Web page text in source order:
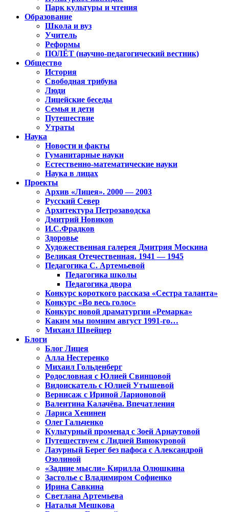
Парк культуры и чтения
Образование
Школа и вуз
Учитель
Реформы
ПОЛЁТ (научно-педагогический вестник)
Общество
История
Свободная трибуна
Люди
Лицейские беседы
Семья и дети
Путешествие
Утраты
Наука
Новости и факты
Гуманитарные науки
Естественно-математические науки
Наука в лицах
Проекты
Архив «Лицея». 2000 — 2003
Русский Север
Архитектура Петрозаводска
Дмитрий Новиков
И.С.Фрадков
Здоровье
Художественная галерея Дмитрия Москина
Великая Отечественная. 1941 — 1945
Педагогика С. Артемьевой
Педагогика школы
Педагогика двора
Конкурс короткого рассказа «Сестра таланта»
Конкурс «Во весь голос»
Конкурс новой драматургии «Ремарка»
Каким мы помним август 1991-го…
Михаил Швейцер
Блоги
Блог Лицея
Алла Нестеренко
Михаил Гольденберг
Родословная с Юлией Свинцовой
Видоискатель с Юлией Утышевой
Вернисаж с Ириной Ларионовой
Валентина Калачёва. Впечатления
Лариса Хенинен
Олег Гальченко
Культурный променад с Зоей Арнаутовой
Путешествуем с Лидией Винокуровой
Лазурный Берег без пафоса с Александрой
Озолиной
«Задние мысли» Кирилла Олюшкина
Застолье с Владимиром Софиенко
Ирина Савкина
Светлана Артемьева
Наталья Мешкова